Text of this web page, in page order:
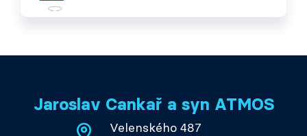
Jaroslav Cankař a syn ATMOS
Velenského 487